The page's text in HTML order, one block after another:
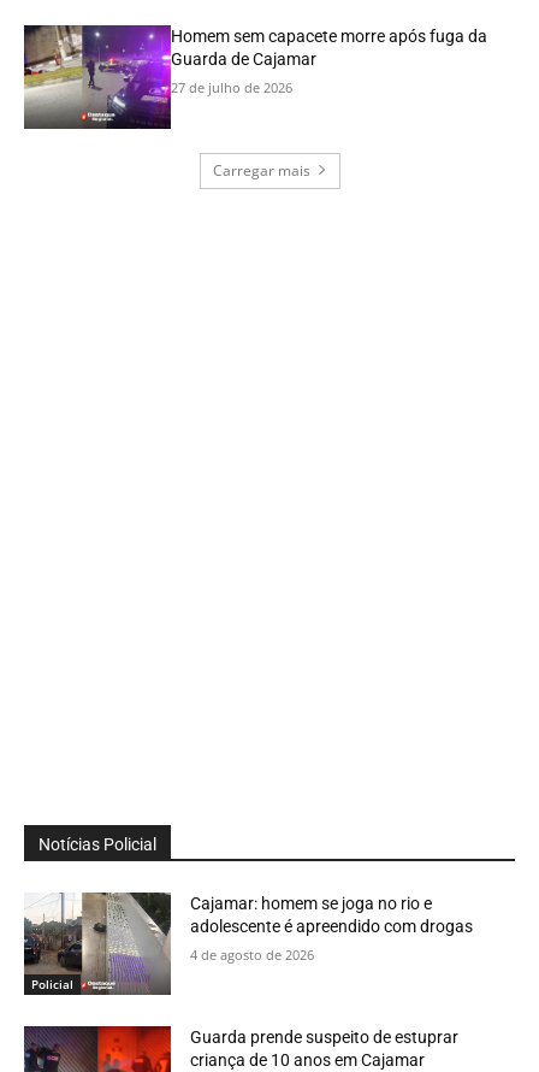
Homem sem capacete morre após fuga da
Guarda de Cajamar
27 de julho de 2026
Carregar mais
Notícias Policial
Policial
Cajamar: homem se joga no rio e
adolescente é apreendido com drogas
4 de agosto de 2026
Guarda prende suspeito de estuprar
criança de 10 anos em Cajamar